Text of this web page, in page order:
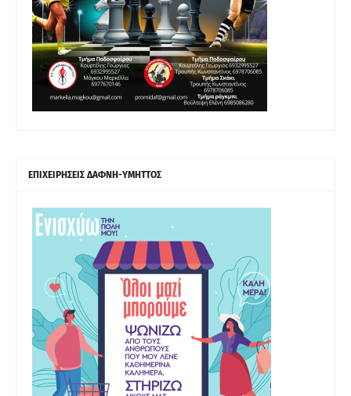
ΕΠΙΧΕΙΡΗΣΕΙΣ ΔΑΦΝΗ-ΥΜΗΤΤΟΣ